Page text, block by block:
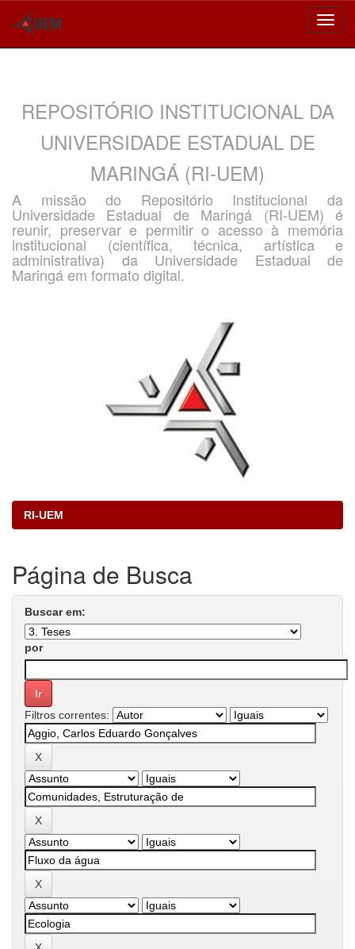
REPOSITÓRIO INSTITUCIONAL DA
UNIVERSIDADE ESTADUAL DE
MARINGÁ (RI-UEM)
A missão do Repositório Institucional da
Universidade Estadual de Maringá (RI-UEM) é
reunir, preservar e permitir o acesso à memória
institucional (científica, técnica, artística e
administrativa) da Universidade Estadual de
Maringá em formato digital.
RI-UEM
Página de Busca
Buscar em:
por
Filtros correntes: